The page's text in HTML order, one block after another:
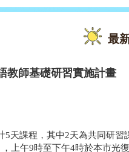
最
教師基礎研習實施計畫
5天課程，其中2天為共同研習
，上午9時至下午4時於本市光